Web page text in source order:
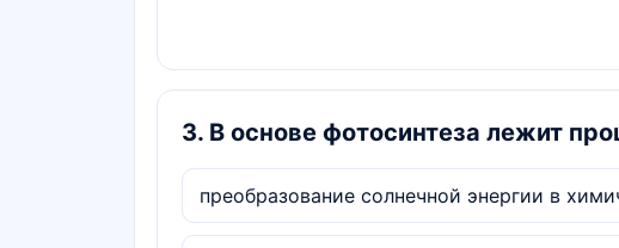
3. В основе фотосинтеза лежит
преобразование солнечной энергии в